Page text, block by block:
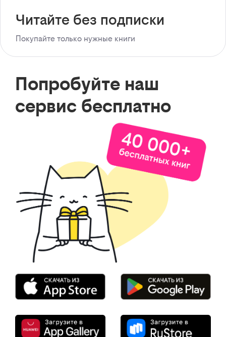
Читайте без подписки
Покупайте только нужные книги
Попробуйте наш
сервис бесплатно